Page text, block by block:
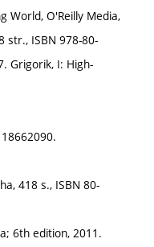
World, O'Reilly Media,
str., ISBN 978-80-
Grigorik, I: High-
418 s., ISBN 80-
6th edition, 2011.